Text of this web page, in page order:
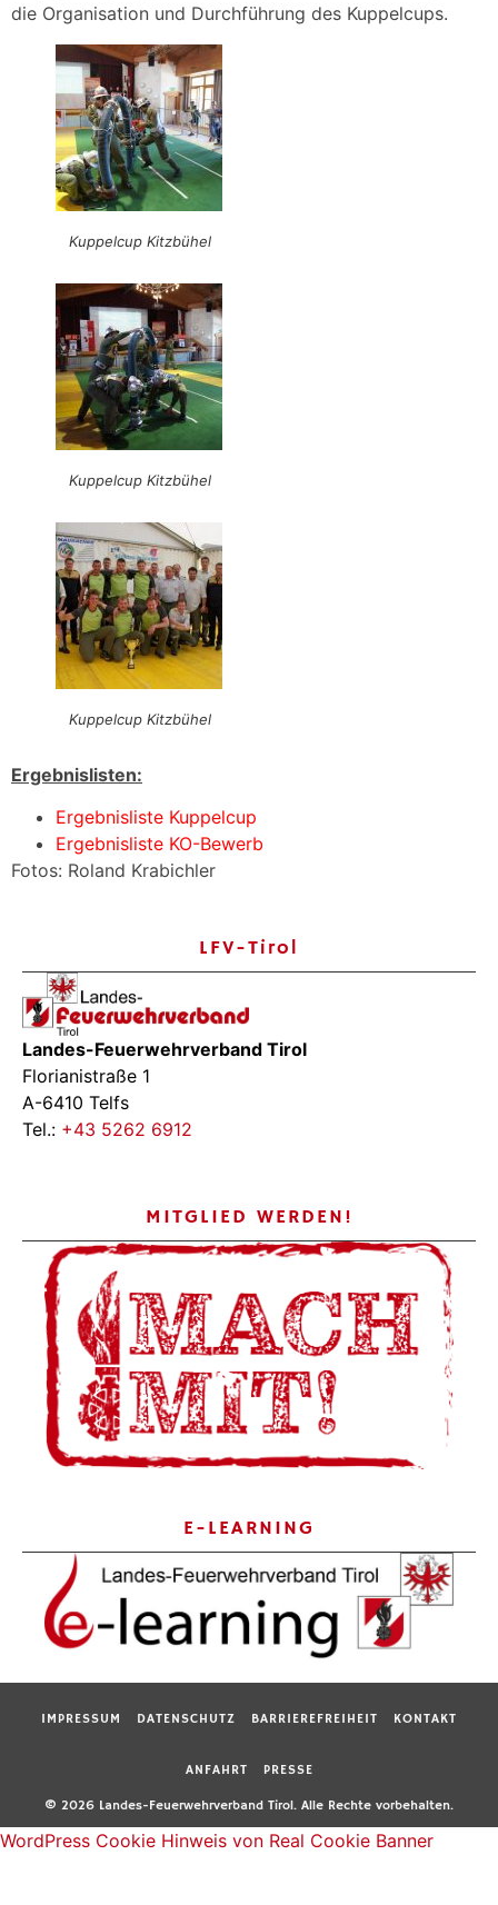
die Organisation und Durchführung des Kuppelcups.
Kuppelcup Kitzbühel
Kuppelcup Kitzbühel
Kuppelcup Kitzbühel
Ergebnislisten:
Ergebnisliste Kuppelcup
Ergebnisliste KO-Bewerb
Fotos: Roland Krabichler
LFV-Tirol
Landes-Feuerwehrverband Tirol
Florianistraße 1
A-6410 Telfs
Tel.: +43 5262 6912
MITGLIED WERDEN!
E-LEARNING
IMPRESSUM DATENSCHUTZ BARRIEREFREIHEIT KONTAKT
ANFAHRT PRESSE
© 2026 Landes-Feuerwehrverband Tirol. Alle Rechte vorbehalten.
WordPress Cookie Hinweis von Real Cookie Banner